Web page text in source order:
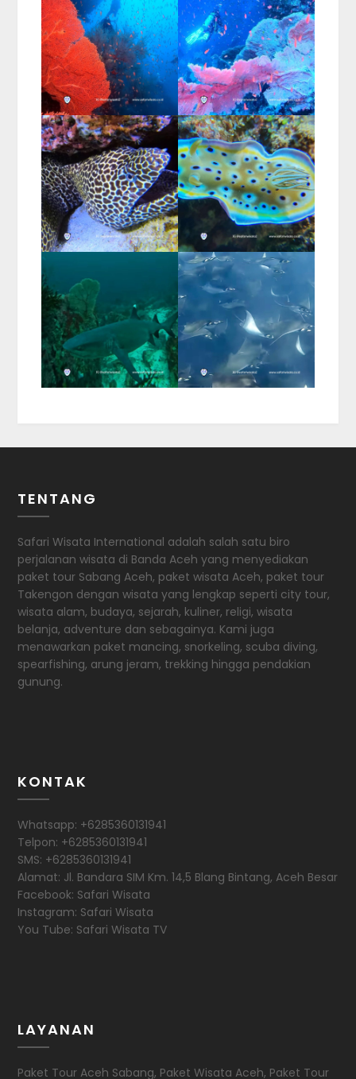
TENTANG
Safari Wisata International adalah salah satu biro
perjalanan wisata di Banda Aceh yang menyediakan
paket tour Sabang Aceh, paket wisata Aceh, paket tour
Takengon dengan wisata yang lengkap seperti city tour,
wisata alam, budaya, sejarah, kuliner, religi, wisata
belanja, adventure dan sebagainya. Kami juga
menawarkan paket mancing, snorkeling, scuba diving,
spearfishing, arung jeram, trekking hingga pendakian
gunung.
KONTAK
Whatsapp: +6285360131941
Telpon: +6285360131941
SMS: +6285360131941
Alamat: Jl. Bandara SIM Km. 14,5 Blang Bintang, Aceh Besar
Facebook: Safari Wisata
Instagram: Safari Wisata
You Tube: Safari Wisata TV
LAYANAN
Paket Tour Aceh Sabang, Paket Wisata Aceh, Paket Tour